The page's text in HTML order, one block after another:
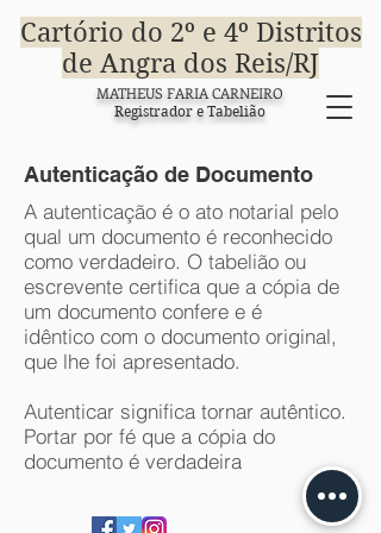
MATHEUS FARIA CARNEIRO
Registrador e Tabelião
Cartório do 2º e 4º Distritos
de Angra dos Reis/RJ
Autenticação de Documento
A autenticação é o ato notarial pelo
qual um documento é reconhecido
como verdadeiro. O tabelião ou
escrevente certifica que a cópia de
um documento confere e é
idêntico com o documento original,
que lhe foi apresentado.
Autenticar significa tornar autêntico.
Portar por fé que a cópia do
documento é verdadeira